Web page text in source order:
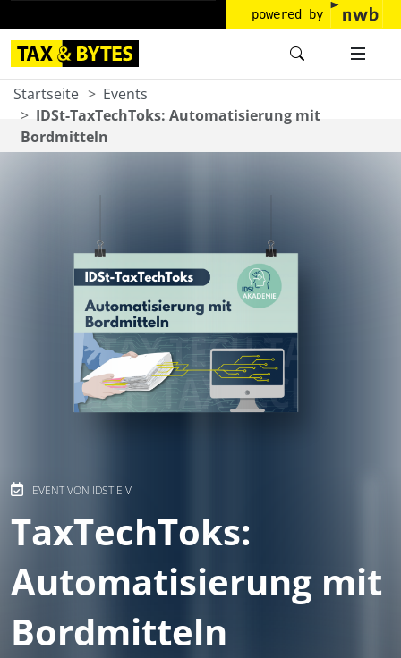
powered by
Startseite
Events
IDSt-TaxTechToks: Automatisierung mit
Bordmitteln
EVENT VON IDST E.V
TaxTechToks:
Automatisierung mit
Bordmitteln